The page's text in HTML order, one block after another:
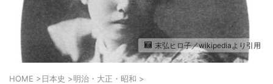
末弘ヒロ子／wikipediaより引用
HOME >日本史 >明治・大正・昭和 >